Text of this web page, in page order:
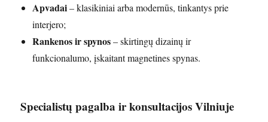
Apvadai– klasikiniai arba modernūs, tinkantys prie
interjero;
Rankenos ir spynos– skirtingų dizainų ir
funkcionalumo, įskaitant magnetines spynas.
Specialistų pagalba ir konsultacijos Vilniuje